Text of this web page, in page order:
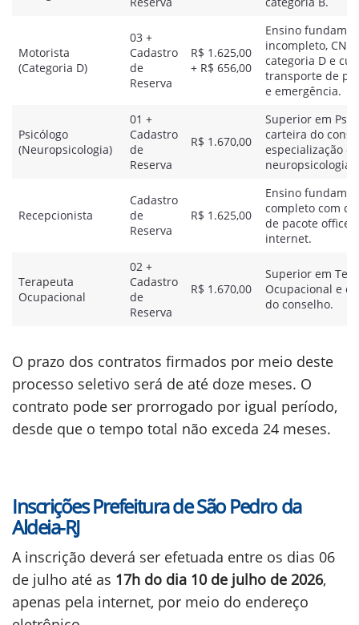
Motorista
(Categoria D)
03 +
Cadastro
de
Reserva
R$ 1.625,00
+ R$ 656,00
Ensino
incompleto, CNH
categoria D e
transporte de
e emergência.
Psicólogo
(Neuropsicologia)
01 +
Cadastro
de
Reserva
R$ 1.670,00
Superior em
carteira do
especialização
neuropsicologia.
Recepcionista
Cadastro
de
Reserva
R$ 1.625,00
Ensino
completo com
de pacote office e
internet.
Terapeuta
Ocupacional
02 +
Cadastro
de
Reserva
R$ 1.670,00
Superior em
Ocupacional e
do conselho.
O prazo dos contratos firmados por meio deste
processo seletivo será de até doze meses. O
contrato pode ser prorrogado por igual período,
desde que o tempo total não exceda 24 meses.
Inscrições Prefeitura de São Pedro da
Aldeia-RJ
A inscrição deverá ser efetuada entre os dias 06
de julho até as 17h do dia 10 de julho de 2026,
apenas pela internet, por meio do endereço